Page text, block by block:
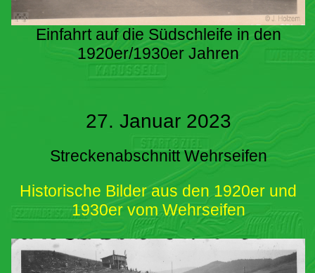
Einfahrt auf die Südschleife in den
1920er/1930er Jahren
27. Januar 2023
Streckenabschnitt Wehrseifen
Historische Bilder aus den 1920er und
1930er vom Wehrseifen